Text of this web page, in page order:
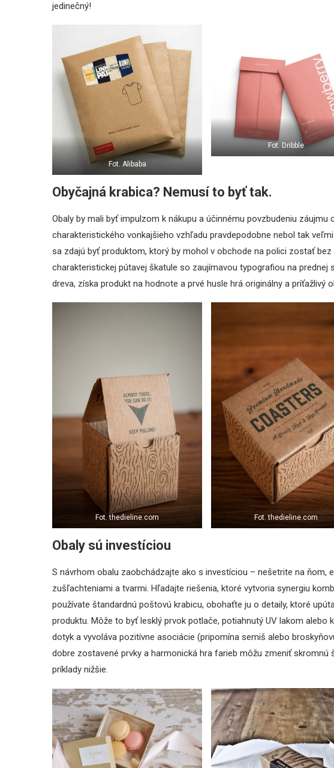
jedinečný!
Fot. Alibaba
Fot. Dribble
Obyčajná krabica? Nemusí to byť tak.
Obaly by mali byť impulzom k nákupu a účinnému povzbudeniu záujmu
charakteristického vonkajšieho vzhľadu pravdepodobne nebol tak
sa zdajú byť produktom, ktorý by mohol v obchode na polici zostať
charakteristickej pútavej škatule so zaujímavou typografiou na
dreva, získa produkt na hodnote a prvé husle hrá originálny a príťažlivý
Fot. thedieline.com Fot. thedieline.com
Obaly sú investíciou
S návrhom obalu zaobchádzajte ako s investíciou – nešetrite na ňom,
zušľachteniami a tvarmi. Hľadajte riešenia, ktoré vytvoria synergiu
používate štandardnú poštovú krabicu, obohaťte ju o detaily, ktoré
produktu. Môže to byť lesklý prvok potlače, potiahnutý UV lakom
dotyk a vyvoláva pozitívne asociácie (pripomína semiš alebo
dobre zostavené prvky a harmonická hra farieb môžu zmeniť
príklady nižšie.